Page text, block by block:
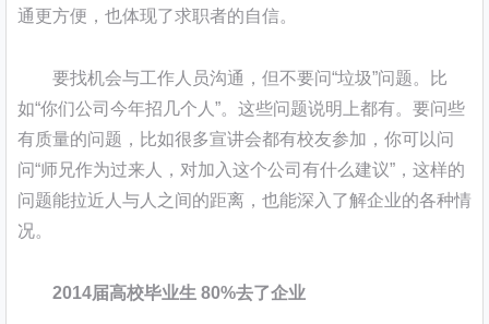
通更方便，也体现了求职者的自信。
要找机会与工作人员沟通，但不要问“垃圾”问题。比
如“你们公司今年招几个人”。这些问题说明上都有。要问些
有质量的问题，比如很多宣讲会都有校友参加，你可以问
问“师兄作为过来人，对加入这个公司有什么建议”，这样的
问题能拉近人与人之间的距离，也能深入了解企业的各种情
况。
2014届高校毕业生 80%去了企业